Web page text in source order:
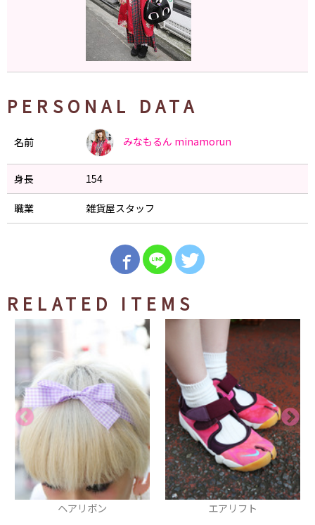
PERSONAL DATA
名前 みなもるん minamorun
身長 154
職業 雑貨屋スタッフ
RELATED ITEMS